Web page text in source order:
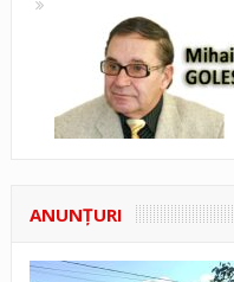
ANUNŢURI